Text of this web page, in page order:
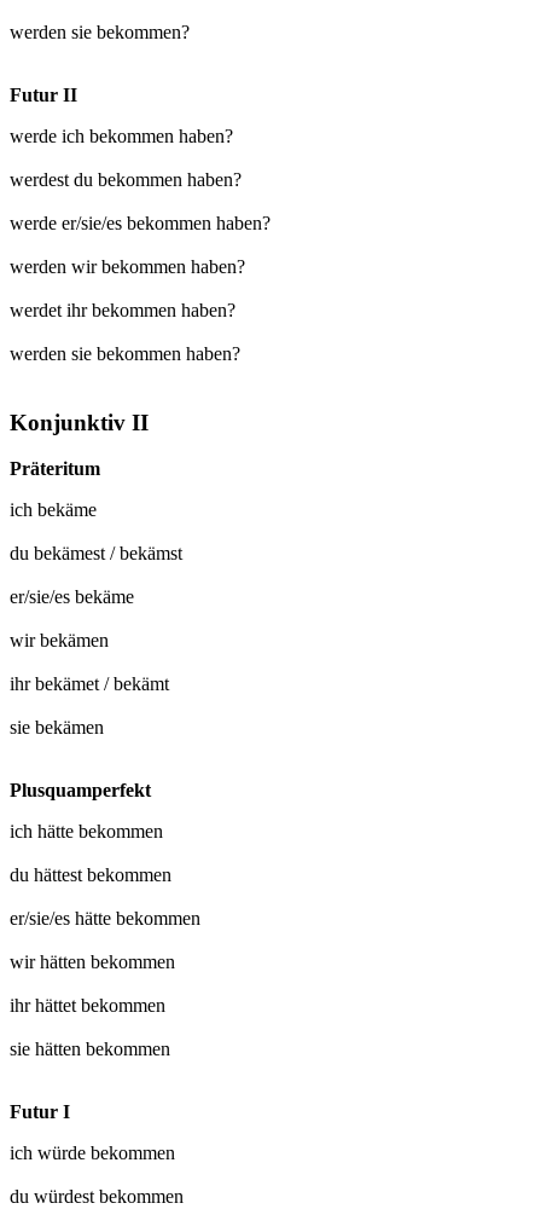
werden sie bekommen?
Futur II
werde ich bekommen haben?
werdest du bekommen haben?
werde er/sie/es bekommen haben?
werden wir bekommen haben?
werdet ihr bekommen haben?
werden sie bekommen haben?
Konjunktiv II
Präteritum
ich bekäme
du bekämest/bekämst
er/sie/es bekäme
wirbekämen
ihrbekämet/bekämt
sie bekämen
Plusquamperfekt
ich hätte bekommen
du hättestbekommen
er/sie/es hätte bekommen
wir hätten bekommen
ihr hättetbekommen
sie hätten bekommen
Futur I
ich würde bekommen
du würdestbekommen